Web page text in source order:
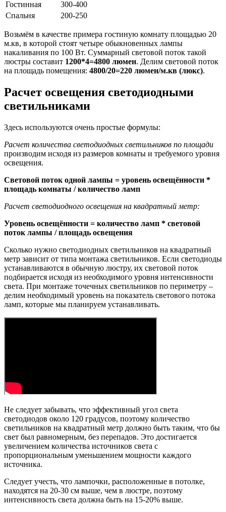
Гостинная
300-400
Спальня
200-250
Возьмём в качестве примера гостиную комнату площадью 20
м.кв, в которой стоят четыре обыкновенных лампы
накаливания по 100 Вт. Суммарный световой поток такой
люстры составит 1200*4=4800 люмен. Делим световой поток
на площадь помещения: 4800/20=220 люмен/м.кв (люкс).
Расчет освещения светодиодными
светильниками
Здесь используются очень простые формулы:
Расчет количества светодиодных светильников по площади
производим исходя из размеров комнаты и требуемого уровня
освещения.
Световой поток одной лампы = уровень освещённости *
площадь комнаты / количество ламп
Расчет светодиодного освещения на квадратный метр:
Уровень освещённости = количество ламп * световой
поток лампы / площадь освещения
Сколько нужно светодиодных светильников на квадратный
метр зависит от типа монтажа светильников. Если светодиоды
устанавливаются в обычную люстру, их световой поток
подбирается исходя из необходимого уровня интенсивности
света. При монтаже точечных светильников по периметру –
делим необходимый уровень на показатель светового потока
ламп, которые мы планируем устанавливать.
Не следует забывать, что эффективный угол света
светодиодов около 120 градусов, поэтому количество
светильников на квадратный метр должно быть таким, что бы
свет был равномерным, без перепадов. Это достигается
увеличением количества источников света с
пропорциональным уменьшением мощности каждого
источника.
Следует учесть, что лампочки, расположенные в потолке,
находятся на 20-30 см выше, чем в люстре, поэтому
интенсивность света должна быть на 15-20% выше.